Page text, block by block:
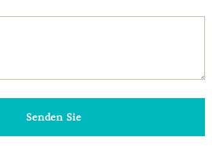
Senden Sie